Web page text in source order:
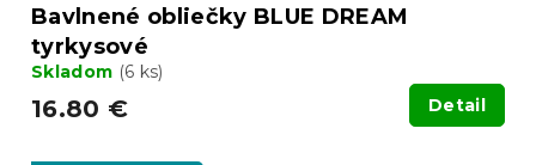
Bavlnené obliečky BLUE DREAM
tyrkysové
Skladom (6 ks)
16.80 € Detail